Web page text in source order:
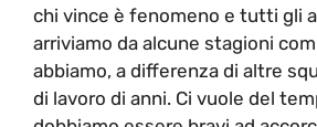
chi vince è fenomeno e tutti gli
arriviamo da alcune stagioni
abbiamo, a differenza di altre
di lavoro di anni. Ci vuole del